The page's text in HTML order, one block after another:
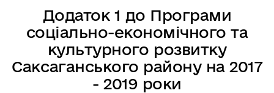
Додаток 1 до Програми
соціально-економічного та
культурного розвитку
Саксаганського району на 2017
- 2019 роки